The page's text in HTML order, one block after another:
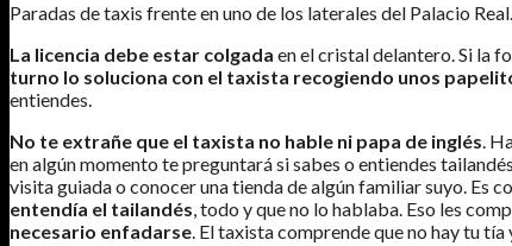
Paradas de taxis frente en uno de los laterales del Palacio Real.
La licencia debe estar colgada en el cristal delantero. Si la
turno lo soluciona con el taxista recogiendo unos
entiendes.
No te extrañe que el taxista no hable ni papa de inglés.
en algún momento te preguntará si sabes o entiendes
visita guiada o conocer una tienda de algún familiar suyo. Es
entendía el tailandés, todo y que no lo hablaba. Eso les
necesario enfadarse. El taxista comprende que no hay tu